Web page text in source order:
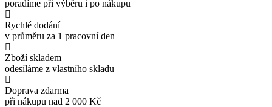
poradíme při výběru i po nákupu
Rychlé dodání
v průměru za 1 pracovní den
Zboží skladem
odesíláme z vlastního skladu
Doprava zdarma
při nákupu nad 2 000 Kč